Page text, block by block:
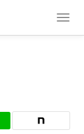
T
v